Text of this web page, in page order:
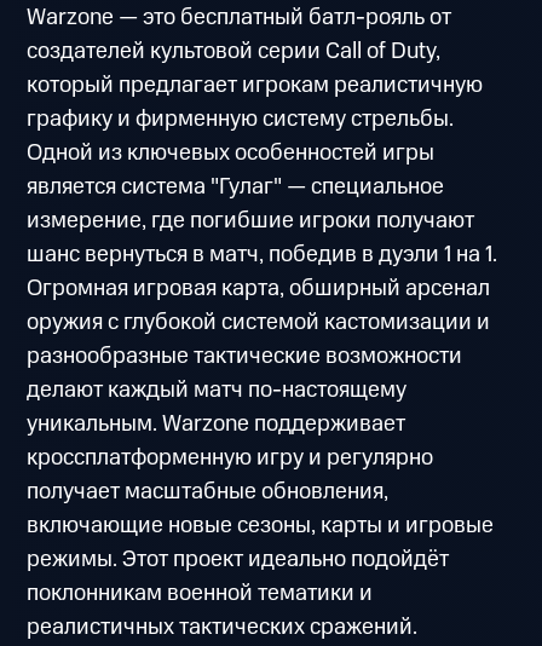
Warzone — это бесплатный батл-рояль от
создателей культовой серии Call of Duty,
который предлагает игрокам реалистичную
графику и фирменную систему стрельбы.
Одной из ключевых особенностей игры
является система "Гулаг" — специальное
измерение, где погибшие игроки получают
шанс вернуться в матч, победив в дуэли 1 на 1.
Огромная игровая карта, обширный арсенал
оружия с глубокой системой кастомизации и
разнообразные тактические возможности
делают каждый матч по-настоящему
уникальным. Warzone поддерживает
кроссплатформенную игру и регулярно
получает масштабные обновления,
включающие новые сезоны, карты и игровые
режимы. Этот проект идеально подойдёт
поклонникам военной тематики и
реалистичных тактических сражений.